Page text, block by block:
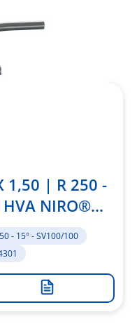
1,50 | R 250 -
NIRO®
- 15° - SV100/100
Zur